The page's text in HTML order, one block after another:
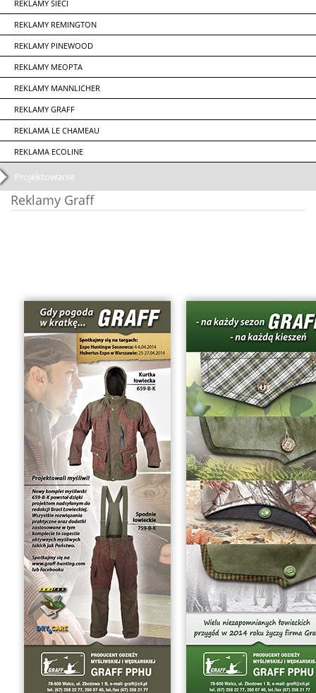
REKLAMY SIECI
REKLAMY REMINGTON
REKLAMY PINEWOOD
REKLAMY MEOPTA
REKLAMY MANNLICHER
REKLAMY GRAFF
REKLAMA LE CHAMEAU
REKLAMA ECOLINE
Projektowanie
Reklamy Graff